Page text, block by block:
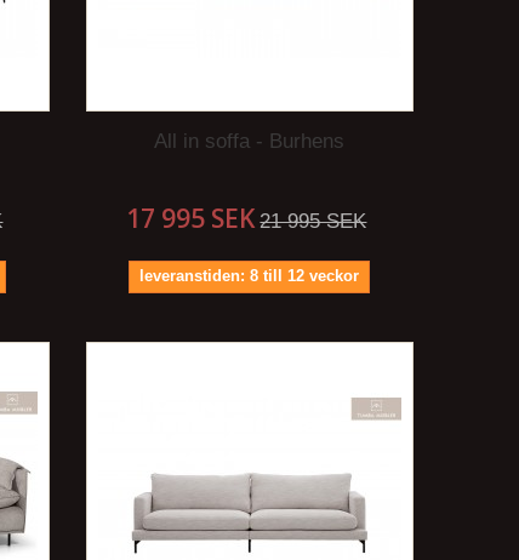
All in soffa - Burhens
17 995 SEK 21 995 SEK
leveranstiden: 8 till 12 veckor